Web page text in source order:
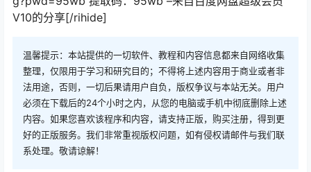
V10的分享[/rihide]
温馨提示：本站提供的一切软件、教程和内容信息都来自网络收集
整理，仅限用于学习和研究目的；不得将上述内容用于商业或者非
法用途，否则，一切后果请用户自负，版权争议与本站无关。用户
必须在下载后的24个小时之内，从您的电脑或手机中彻底删除上述
内容。如果您喜欢该程序和内容，请支持正版，购买注册，得到更
好的正版服务。我们非常重视版权问题，如有侵权请邮件与我们联
系处理。敬请谅解！